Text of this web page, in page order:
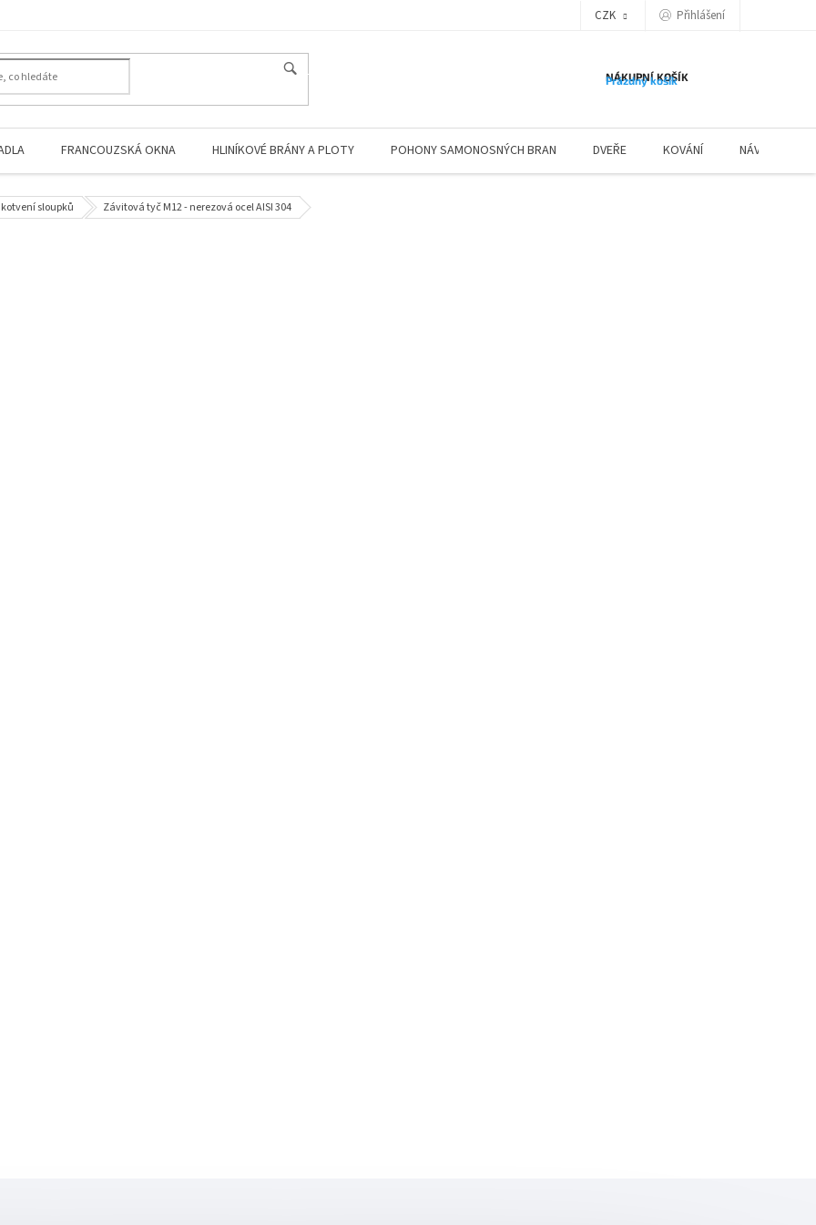
CZK Přihlášení
NÁKUPNÍ KOŠÍK
Prázdný košík
FRANCOUZSKÁ OKNA HLINÍKOVÉ BRÁNY A PLOTY POHONY SAMONOSNÝCH BRAN DVEŘE KOVÁNÍ NÁVODY
sloupků Závitová tyč M12 - nerezová ocel AISI 304